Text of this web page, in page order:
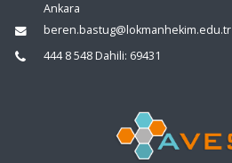
Ankara
beren.bastug@lokmanhekim.edu.tr
444 8 548 Dahili: 69431